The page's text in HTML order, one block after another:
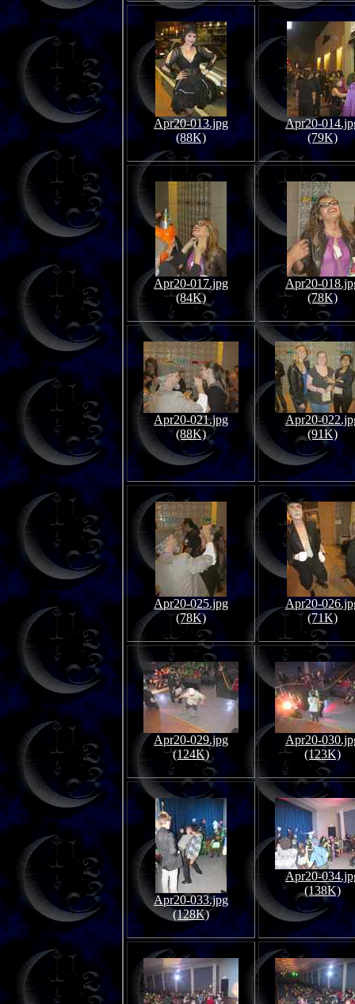
Apr20-013.jpg
(88K)
Apr20-
(79K)
Apr20-017.jpg
(84K)
Apr20-
(78K)
Apr20-021.jpg
(88K)
Apr20-
(91K)
Apr20-025.jpg
(78K)
Apr20-
(71K)
Apr20-029.jpg
(124K)
Apr20-
(123K)
Apr20-033.jpg
(128K)
Apr20-
(138K)